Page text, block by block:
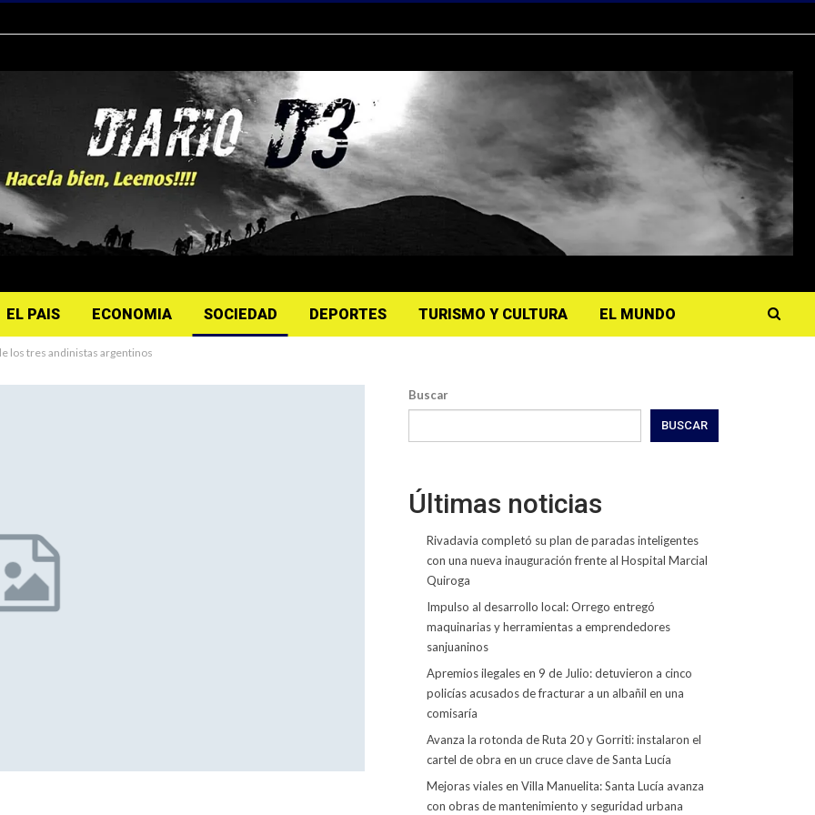
EL PAIS ECONOMIA SOCIEDAD DEPORTES TURISMO Y CULTURA EL MUNDO
los tres andinistas argentinos
Buscar
BUSCAR
Últimas noticias
Rivadavia completó su plan de paradas inteligentes
con una nueva inauguración frente al Hospital Marcial
Quiroga
Impulso al desarrollo local: Orrego entregó
maquinarias y herramientas a emprendedores
sanjuaninos
Apremios ilegales en 9 de Julio: detuvieron a cinco
policías acusados de fracturar a un albañil en una
comisaría
Avanza la rotonda de Ruta 20 y Gorriti: instalaron el
cartel de obra en un cruce clave de Santa Lucía
Mejoras viales en Villa Manuelita: Santa Lucía avanza
con obras de mantenimiento y seguridad urbana